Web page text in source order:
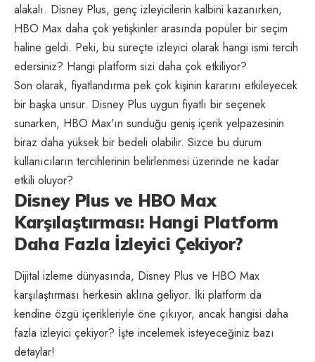
alakalı. Disney Plus, genç izleyicilerin kalbini kazanırken,
HBO Max daha çok yetişkinler arasında popüler bir seçim
haline geldi. Peki, bu süreçte izleyici olarak hangi ismi tercih
edersiniz? Hangi platform sizi daha çok etkiliyor?
Son olarak, fiyatlandırma pek çok kişinin kararını etkileyecek
bir başka unsur. Disney Plus uygun fiyatlı bir seçenek
sunarken, HBO Max'ın sunduğu geniş içerik yelpazesinin
biraz daha yüksek bir bedeli olabilir. Sizce bu durum
kullanıcıların tercihlerinin belirlenmesi üzerinde ne kadar
etkili oluyor?
Disney Plus ve HBO Max
Karşılaştırması: Hangi Platform
Daha Fazla İzleyici Çekiyor?
Dijital izleme dünyasında, Disney Plus ve HBO Max
karşılaştırması herkesin aklına geliyor. İki platform da
kendine özgü içerikleriyle öne çıkıyor, ancak hangisi daha
fazla izleyici çekiyor? İşte incelemek isteyeceğiniz bazı
detaylar!